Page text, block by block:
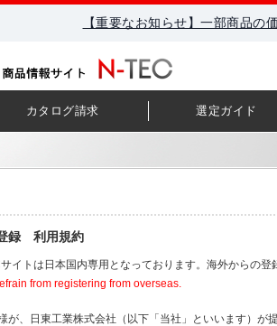
【重要なお知らせ】一部商品の
カタログ請求 選定ガイド
録 利用規約
イトは日本国内専用となっております。海外からの登
from registering from overseas.
が、日東工業株式会社（以下「当社」といいます）が